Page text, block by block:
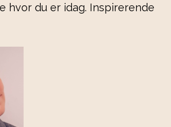
hvor du er idag. Inspirerende